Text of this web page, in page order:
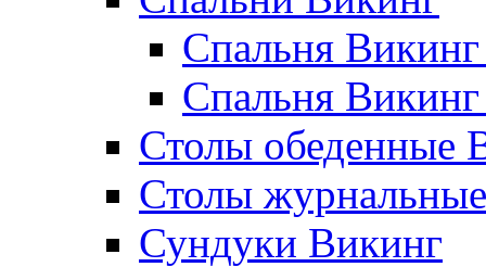
Спальня
Спальня
Столы обеденные
Столы
Сундуки Викинг